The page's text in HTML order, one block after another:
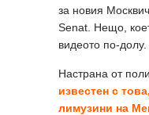
за новия
Senat. Нещо,
видеото по-долу.
Настрана от
известен с
лимузини на